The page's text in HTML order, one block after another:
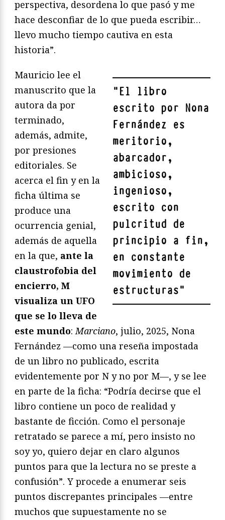
perspectiva, desordena lo que pasó y me
hace desconfiar de lo que pueda escribir…
llevo mucho tiempo cautiva en esta
historia”.
"El libro
escrito por Nona
Fernández es
meritorio,
abarcador,
ambicioso,
ingenioso,
escrito con
pulcritud de
principio a fin,
en constante
movimiento de
estructuras"
Mauricio lee el
manuscrito que la
autora da por
terminado,
además, admite,
por presiones
editoriales. Se
acerca el fin y en la
ficha última se
produce una
ocurrencia genial,
además de aquella
en la que, ante la
claustrofobia del
encierro, M
visualiza un UFO
que se lo lleva de
este mundo:Marciano, julio, 2025, Nona
Fernández —como una reseña impostada
de un libro no publicado, escrita
evidentemente por N y no por M—, y se lee
en parte de la ficha: “Podría decirse que el
libro contiene un poco de realidad y
bastante de ficción. Como el personaje
retratado se parece a mí, pero insisto no
soy yo, quiero dejar en claro algunos
puntos para que la lectura no se preste a
confusión”. Y procede a enumerar seis
puntos discrepantes principales —entre
muchos que supuestamente no se